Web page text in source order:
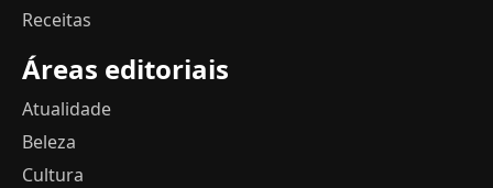
Receitas
Áreas editoriais
Atualidade
Beleza
Cultura